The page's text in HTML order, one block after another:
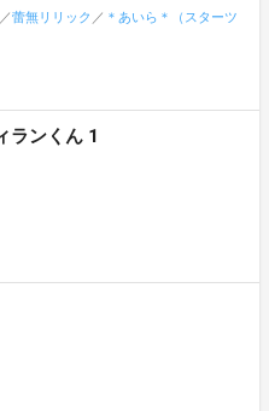
／蕾無リリック ／ ＊あいら＊（スターツ
ランくん 1